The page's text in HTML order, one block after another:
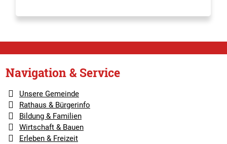
Navigation & Service
Unsere Gemeinde
Rathaus & Bürgerinfo
Bildung & Familien
Wirtschaft & Bauen
Erleben & Freizeit